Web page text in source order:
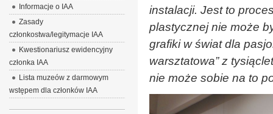
instalacji. Jest to
plastycznej nie może
grafiki w świat dla
warsztatowa” z
nie może sobie na to
Informacje o IAA
Zasady
członkostwa/legitymacje IAA
Kwestionariusz ewidencyjny
członka IAA
Lista muzeów z darmowym
wstępem dla członków IAA